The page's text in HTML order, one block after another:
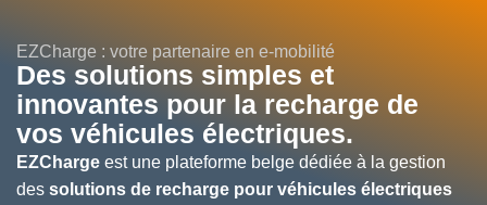
EZCharge : votre partenaire en e-mobilité
Des solutions simples et
innovantes pour la recharge de
vos véhicules électriques.
EZCharge est une plateforme belge dédiée à la gestion
des solutions de recharge pour véhicules électriques